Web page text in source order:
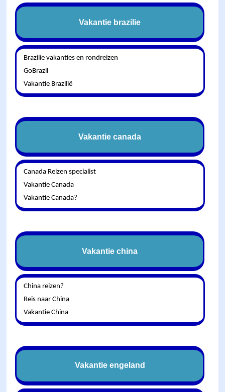
Vakantie brazilie
Brazilie vakanties en rondreizen
GoBrazil
Vakantie Brazilië
Vakantie canada
Canada Reizen specialist
Vakantie Canada
Vakantie Canada?
Vakantie china
China reizen?
Reis naar China
Vakantie China
Vakantie engeland